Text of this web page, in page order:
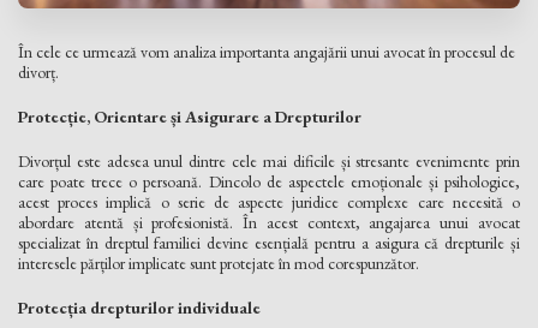
În cele ce urmează vom analiza importanta angajării unui avocat în procesul de
divorț.
Protecție, Orientare și Asigurare a Drepturilor
Divorțul este adesea unul dintre cele mai dificile și stresante evenimente prin
care poate trece o persoană. Dincolo de aspectele emoționale și psihologice,
acest proces implică o serie de aspecte juridice complexe care necesită o
abordare atentă și profesionistă. În acest context, angajarea unui avocat
specializat în dreptul familiei devine esențială pentru a asigura că drepturile și
interesele părților implicate sunt protejate în mod corespunzător.
Protecția drepturilor individuale